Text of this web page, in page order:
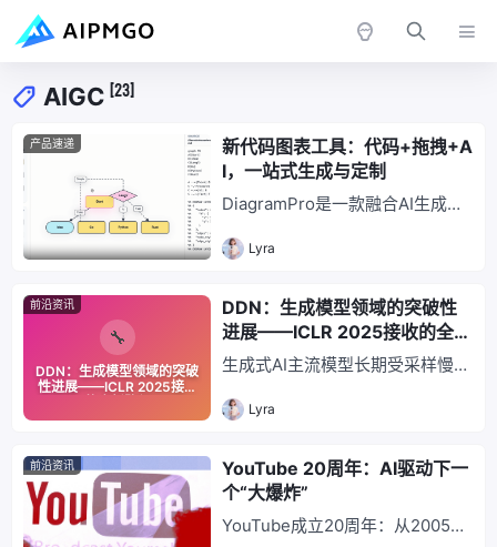
AIGC [23]
产品速递
新代码图表工具：代码+拖拽+A
I，一站式生成与定制
DiagramPro是一款融合AI生成、
解决传统工具效率与定制难题。支
拖拽双向协同，可导出代码/SVG/
PPT/Figma等多格式，大幅提升
率，助力技术团队高效协作。
Lyra
DDN：生成模型领域的突破
性进展——ICLR 2025接收
前沿资讯
DDN：生成模型领域的突破性
进展——ICLR 2025接收的全新
路径
生成式AI主流模型长期受采样慢、
新型离散分布网络（DDN）被ICL
出”机制实现采样速度提升近30
倍，支持零样本条件生成且小数据
像等领域提供高效生成新方案。
Lyra
前沿资讯
YouTube 20周年：AI驱动下一
个“大爆炸”
YouTube成立20周年：从2005年